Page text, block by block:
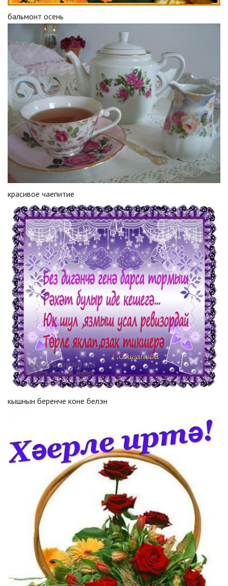
бальмонт осень
красивое чаепитие
кышнын беренче коне белэн